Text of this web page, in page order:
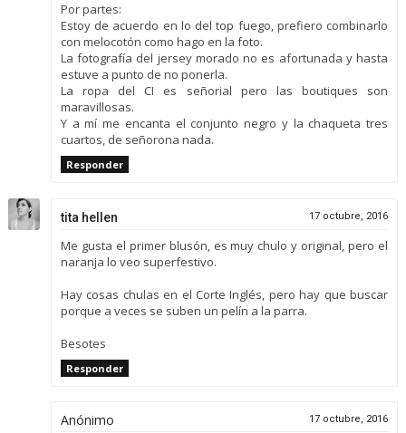
Por partes:
Estoy de acuerdo en lo del top fuego, prefiero combinarlo
con melocotón como hago en la foto.
La fotografía del jersey morado no es afortunada y hasta
estuve a punto de no ponerla.
La ropa del CI es señorial pero las boutiques son
maravillosas.
Y a mí me encanta el conjunto negro y la chaqueta tres
cuartos, de señorona nada.
Responder
tita hellen 17 octubre, 2016
Me gusta el primer blusón, es muy chulo y original, pero el
naranja lo veo superfestivo.
Hay cosas chulas en el Corte Inglés, pero hay que buscar
porque a veces se suben un pelín a la parra.
Besotes
Responder
Anónimo 17 octubre, 2016